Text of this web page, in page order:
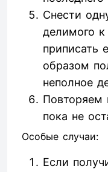
Снести
делимого к
приписать
образом
неполное
Повторяем
пока не
Особые случаи:
Если